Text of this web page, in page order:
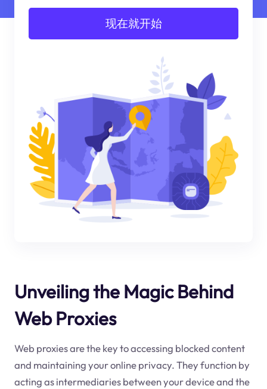
现在就开始
Unveiling the Magic Behind
Web Proxies
Web proxies are the key to accessing blocked content
and maintaining your online privacy. They function by
acting as intermediaries between your device and the